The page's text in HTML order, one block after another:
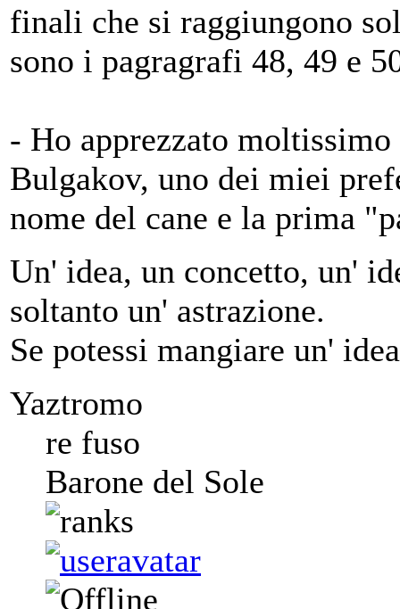
finali che si raggiungono
sono i pagragrafi 48, 49 e
- Ho apprezzato
Bulgakov, uno dei miei
nome del cane e la prima
Un' idea, un concetto, un'
soltanto un' astrazione.
Se potessi mangiare un'
Yaztromo
re fuso
Barone del Sole